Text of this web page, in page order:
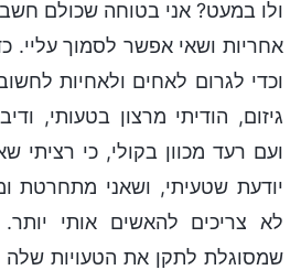
ולו במעט? אני בטוחה שכולם
אחריות ושאי אפשר לסמוך עליי.
וכדי לגרום לאחים ולאחיות
גיזום, הודיתי מרצון בטעותי,
ועם רעד מכוון בקולי, כי רציתי
יודעת שטעיתי, ושאני מתחרטת
לא צריכים להאשים אותי יותר.
שמסוגלת לתקן את הטעויות